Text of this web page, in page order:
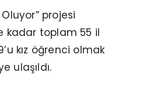
Oluyor” projesi
kadar toplam 55 il
kız öğrenci olmak
ulaşıldı.